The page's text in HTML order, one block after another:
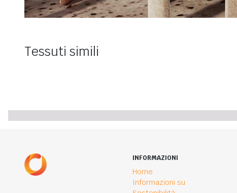
Tessuti simili
INFORMAZIONI
Home
Informazioni su